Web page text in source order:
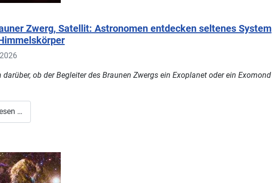
Zwerg, Satellit: Astronomen entdecken seltenes System
darüber, ob der Begleiter des Braunen Zwergs ein Exoplanet oder ein Exomond
…